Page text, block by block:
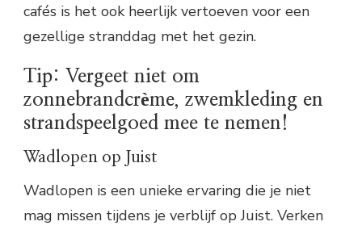
cafés is het ook heerlijk vertoeven voor een
gezellige stranddag met het gezin.
Tip: Vergeet niet om
zonnebrandcrème, zwemkleding en
strandspeelgoed mee te nemen!
Wadlopen op Juist
Wadlopen is een unieke ervaring die je niet
mag missen tijdens je verblijf op Juist. Verken